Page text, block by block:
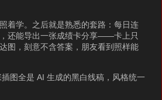
着学。之后就是熟悉的套路：每日连
还能导出一张成绩卡分享——卡上只
图，刻意不含答案，朋友看到照样能
图全是 AI 生成的黑白线稿，风格统一